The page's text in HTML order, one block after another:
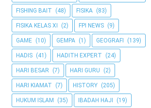
FISHING BAIT (48) FISIKA (83)
FISIKA KELAS XI (2) FPI NEWS (9)
GAME (10) GEMPA (1) GEOGRAFI (139)
HADIS (41) HADITH EXPERT (24)
HARI BESAR (7) HARI GURU (2)
HARI KIAMAT (7) HISTORY (205)
HUKUM ISLAM (35) IBADAH HAJI (19)